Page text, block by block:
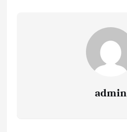
admin